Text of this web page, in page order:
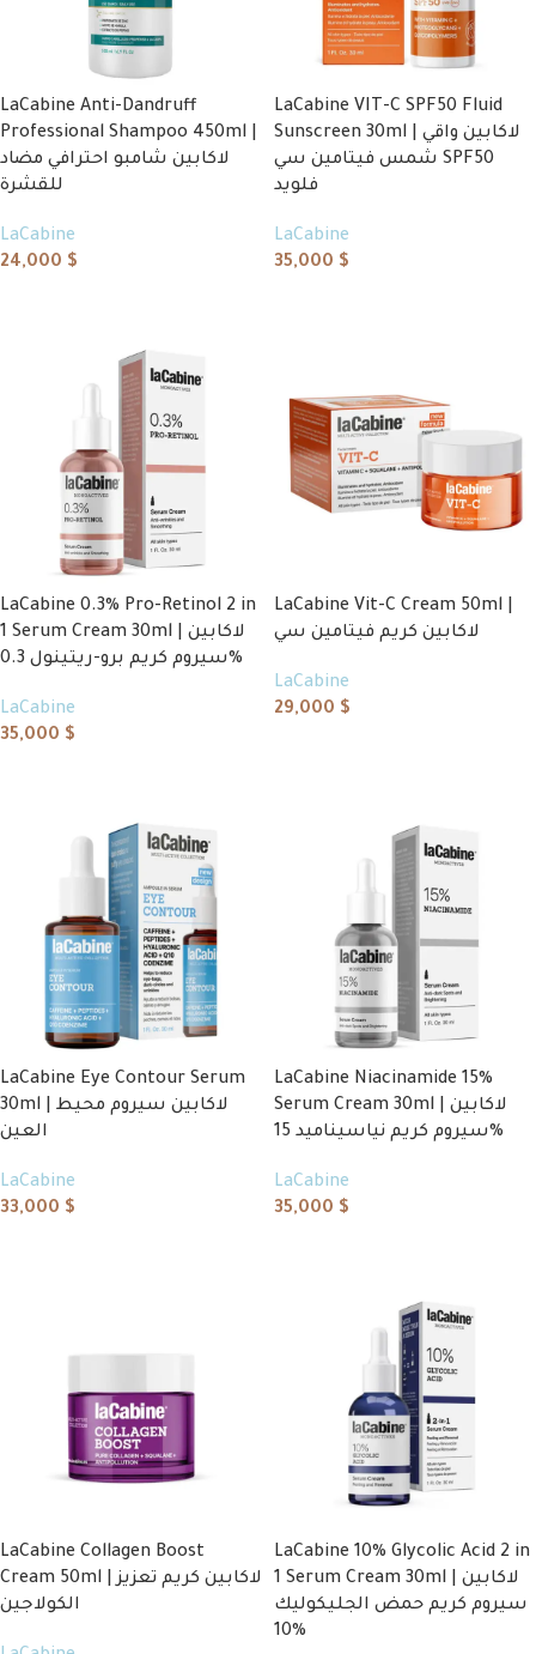
LaCabine Anti-Dandruff
Professional Shampoo 450ml |
لاكابين شامبو احترافي مضاد
للقشرة
LaCabine
24,000 $
LaCabine VIT-C SPF50 Fluid
Sunscreen 30ml | لاكابين واقي
شمس فيتامين سي SPF50
فلويد
LaCabine
35,000 $
LaCabine 0.3% Pro-Retinol 2 in
1 Serum Cream 30ml | لاكابين
سيروم كريم برو-ريتينول 0.3%
LaCabine
35,000 $
LaCabine Vit-C Cream 50ml |
لاكابين كريم فيتامين سي
LaCabine
29,000 $
LaCabine Eye Contour Serum
30ml | لاكابين سيروم محيط
العين
LaCabine
33,000 $
LaCabine Niacinamide 15%
Serum Cream 30ml | لاكابين
سيروم كريم نياسيناميد 15%
LaCabine
35,000 $
LaCabine Collagen Boost
Cream 50ml | لاكابين كريم تعزيز
الكولاجين
LaCabine 10% Glycolic Acid 2 in
1 Serum Cream 30ml | لاكابين
سيروم كريم حمض الجليكوليك
10%